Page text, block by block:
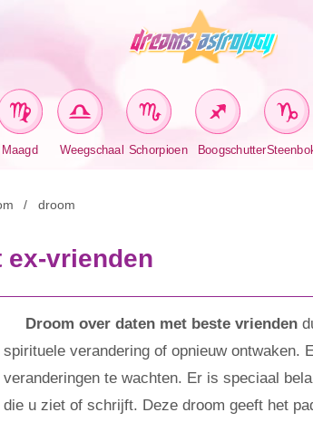
Maagd Weegschaal Schorpioen Boogschutter
droom
ex-vrienden
Droom over daten met beste vrienden
spirituele verandering of opnieuw ontwaken.
veranderingen te wachten. Er is speciaal
die u ziet of schrijft. Deze droom geeft het